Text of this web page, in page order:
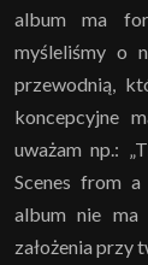
album ma
myśleliśmy o
przewodnią,
koncepcyjne
uważam np.:
Scenes from
album nie ma
założenia przy